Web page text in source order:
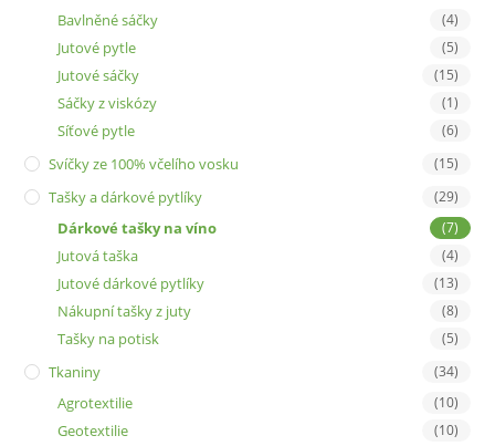
Bavlněné sáčky (4)
Jutové pytle (5)
Jutové sáčky (15)
Sáčky z viskózy (1)
Síťové pytle (6)
Svíčky ze 100% včelího vosku (15)
Tašky a dárkové pytlíky (29)
Dárkové tašky na víno (7)
Jutová taška (4)
Jutové dárkové pytlíky (13)
Nákupní tašky z juty (8)
Tašky na potisk (5)
Tkaniny (34)
Agrotextilie (10)
Geotextilie (10)